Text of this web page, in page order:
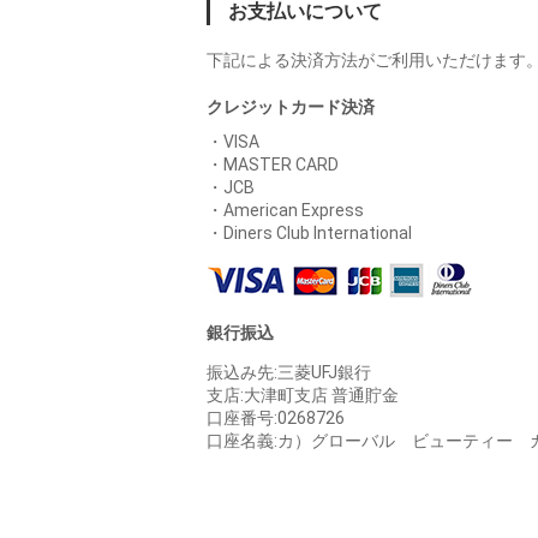
お支払いについて
下記による決済方法がご利用いただけます。
クレジットカード決済
・VISA
・MASTER CARD
・JCB
・American Express
・Diners Club International
銀行振込
振込み先:三菱UFJ銀行
支店:大津町支店 普通貯金
口座番号:0268726
口座名義:カ）グローバル ビューティー